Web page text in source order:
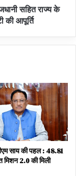
पोर्टल पर
निर्देश जारी
सहित राज्य के
की आपूर्ति
साय की पहल : 48.81
2.0 की मिली